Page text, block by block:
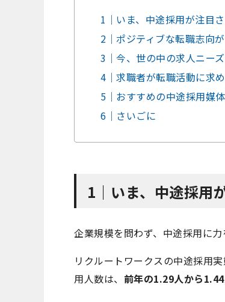
1｜いま、中途採用が注目
2｜ポジティブな転職志向
3｜今、世の中の求人ニー
4｜求職者が転職活動に求
5｜おすすめの中途採用媒
6｜さいごに
1｜いま、中途採用
企業規模を問わず、中途採用に力
リクルートワークスの中途採用
用人数は、 前年の1.29人から